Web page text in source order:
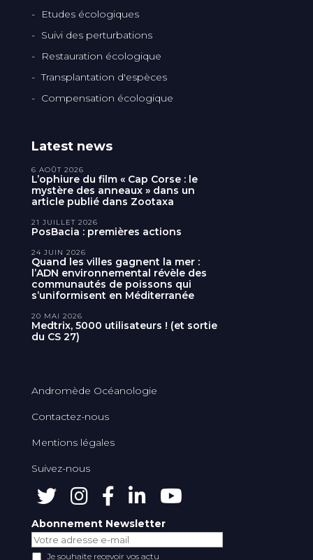
Etudes écologiques
Suivi des perturbations
Restauration écologique
Transplantation d'espèces
Compensation écologique
Latest news
L’ophiure du film « Cap Corse : le
mystère des anneaux » dans un
article publié dans Zootaxa
6 AOÛT 2026
PosBacia : premières actions
21 JUILLET 2026
Quand les villes gagnent la mer :
l’ADN environnemental révèle des
communautés de poissons qui
s’uniformisent en Méditerranée
24 JUIN 2026
Medtrix, 5000 utilisateurs ! (et sortie
du CS 27)
20 MAI 2026
Andromède Océanologie
Contactez-nous
Mentions légales
Suivez-nous
Abonnement Newsletter
Je souhaite recevoir vos actu